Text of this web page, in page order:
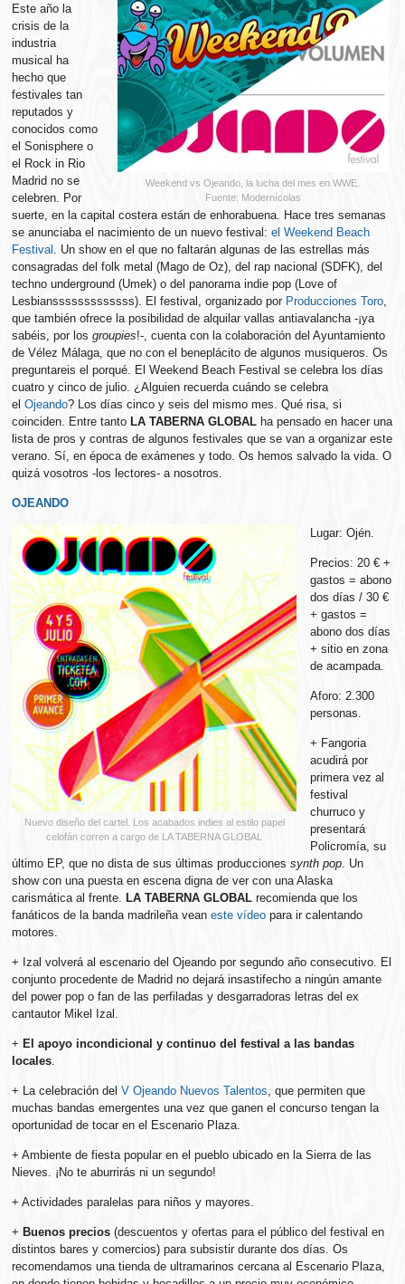
Weekend vs Ojeando, la lucha del mes en WWE.
Fuente: Modernícolas
Este año la
crisis de la
industria
musical ha
hecho que
festivales tan
reputados y
conocidos como
el Sonisphere o
el Rock in Rio
Madrid no se
celebren. Por
suerte, en la capital costera están de enhorabuena. Hace tres semanas
se anunciaba el nacimiento de un nuevo festival:el Weekend Beach
Festival . Un show en el que no faltarán algunas de las estrellas más
consagradas del folk metal (Mago de Oz), del rap nacional (SDFK), del
techno underground (Umek) o del panorama indie pop (Love of
Lesbiansssssssssssss). El festival, organizado por Producciones Toro,
que también ofrece la posibilidad de alquilar vallas antiavalancha -¡ya
sabéis, por losgroupies!-, cuenta con la colaboración del Ayuntamiento
de Vélez Málaga, que no con el beneplácito de algunos musiqueros. Os
preguntareis el porqué. El Weekend Beach Festival se celebra los días
cuatro y cinco de julio. ¿Alguien recuerda cuándo se celebra
elOjeando? Los días cinco y seis del mismo mes. Qué risa, si
coinciden. Entre tanto LA TABERNA GLOBAL ha pensado en hacer una
lista de pros y contras de algunos festivales que se van a organizar este
verano. Sí, en época de exámenes y todo. Os hemos salvado la vida. O
quizá vosotros -los lectores- a nosotros.
OJEANDO
Nuevo diseño del cartel. Los acabados indies al estilo papel
celofán corren a cargo de LA TABERNA GLOBAL
Lugar: Ojén.
Precios: 20 € +
gastos = abono
dos días / 30 €
+ gastos =
abono dos días
+ sitio en zona
de acampada.
Aforo: 2.300
personas.
+ Fangoria
acudirá por
primera vez al
festival
churruco y
presentará
Policromía, su
último EP, que no dista de sus últimas produccionessynth pop. Un
show con una puesta en escena digna de ver con una Alaska
carismática al frente. LA TABERNA GLOBAL recomienda que los
fanáticos de la banda madrileña veaneste vídeo para ir calentando
motores.
+ Izal volverá al escenario del Ojeando por segundo año consecutivo. El
conjunto procedente de Madrid no dejará insastifecho a ningún amante
del power pop o fan de las perfiladas y desgarradoras letras del ex
cantautor Mikel Izal.
+ El apoyo incondicional y continuo del festival a las bandas
locales.
+ La celebración delV Ojeando Nuevos Talentos, que permiten que
muchas bandas emergentes una vez que ganen el concurso tengan la
oportunidad de tocar en el Escenario Plaza.
+ Ambiente de fiesta popular en el pueblo ubicado en la Sierra de las
Nieves. ¡No te aburrirás ni un segundo!
+ Actividades paralelas para niños y mayores.
+ Buenos precios (descuentos y ofertas para el público del festival en
distintos bares y comercios) para subsistir durante dos días. Os
recomendamos una tienda de ultramarinos cercana al Escenario Plaza,